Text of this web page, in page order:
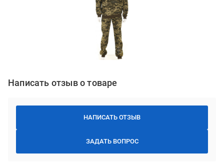
Написать отзыв о товаре
НАПИСАТЬ ОТЗЫВ
ЗАДАТЬ ВОПРОС